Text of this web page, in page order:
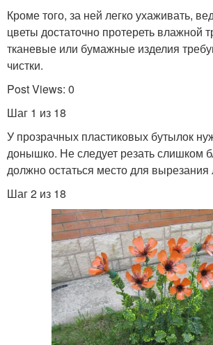
Кроме того, за ней легко ухаживать,
цветы достаточно протереть влажной
тканевые или бумажные изделия
чистки.
Post Views: 0
Шаг 1 из 18
У прозрачных пластиковых бутылок
донышко. Не следует резать слишком
должно остаться место для вырезания
Шаг 2 из 18